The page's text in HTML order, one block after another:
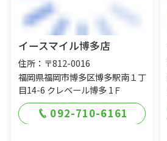
イースマイル博多店
住所：〒812-0016
福岡県福岡市博多区博多駅南１丁
目14-6 クレベール博多 1Ｆ
092-710-6161